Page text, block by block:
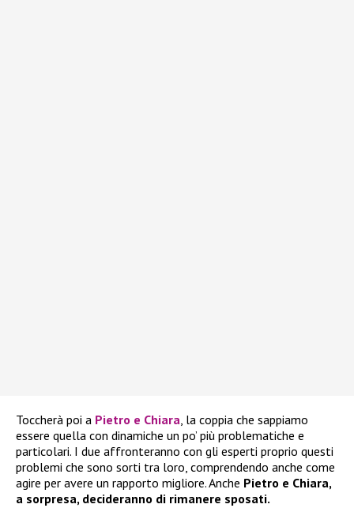
Toccherà poi a Pietro e Chiara, la coppia che sappiamo
essere quella con dinamiche un po’ più problematiche e
particolari. I due affronteranno con gli esperti proprio questi
problemi che sono sorti tra loro, comprendendo anche come
agire per avere un rapporto migliore. Anche Pietro e Chiara,
a sorpresa, decideranno di rimanere sposati.